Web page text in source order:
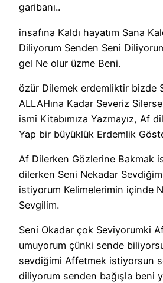
garibanı..
insafına Kaldı hayatım Sana
Diliyorum Senden Seni
gel Ne olur üzme Beni.
özür Dilemek erdemliktir bizde
ALLAHına Kadar Severiz
ismi Kitabımıza Yazmayız, Af
Yap bir büyüklük Erdemlik
Af Dilerken Gözlerine Bakmak
dilerken Seni Nekadar
istiyorum Kelimelerimin içinde
Sevgilim.
Seni Okadar çok Seviyorumki
umuyorum çünki sende
sevdiğimi Affetmek istiyorsun
diliyorum senden bağışla beni